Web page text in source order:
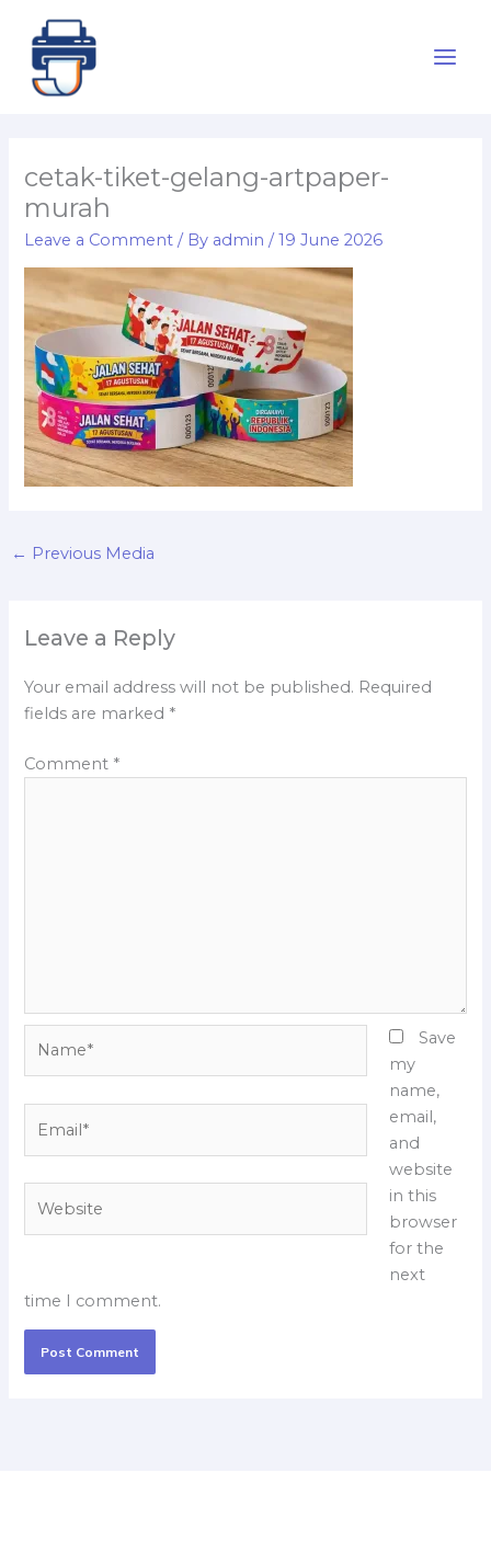
content
cetak-tiket-gelang-artpaper-
murah
Leave a Comment / By admin/19 June 2026
← Previous Media
Leave a Reply
Your email address will not be published. Required
fields are marked *
Comment *
Save
my
name,
email,
and
website
in this
browser
for the
next
time I comment.